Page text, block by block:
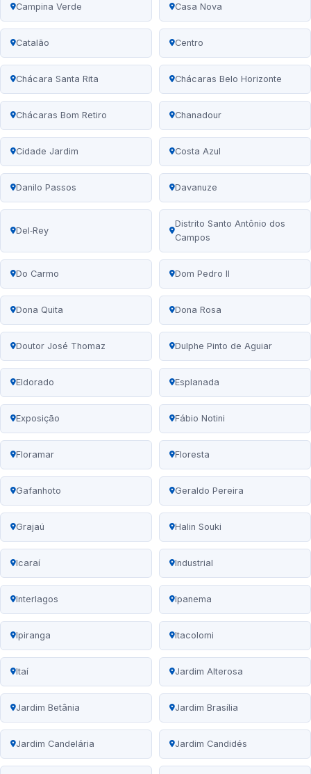
Campina Verde Casa Nova
Catalão Centro
Chácara Santa Rita Chácaras Belo Horizonte
Chácaras Bom Retiro Chanadour
Cidade Jardim Costa Azul
Danilo Passos Davanuze
Del‑Rey
Distrito Santo Antônio dos
Campos
Do Carmo Dom Pedro II
Dona Quita Dona Rosa
Doutor José Thomaz Dulphe Pinto de Aguiar
Eldorado Esplanada
Exposição Fábio Notini
Floramar Floresta
Gafanhoto Geraldo Pereira
Grajaú Halin Souki
Icaraí Industrial
Interlagos Ipanema
Ipiranga Itacolomi
Itaí Jardim Alterosa
Jardim Betânia Jardim Brasília
Jardim Candelária Jardim Candidés